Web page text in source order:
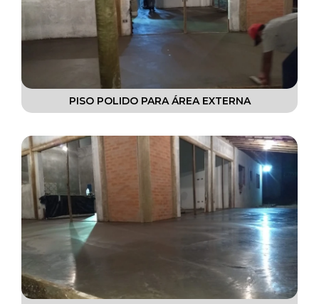
PISO POLIDO PARA ÁREA EXTERNA